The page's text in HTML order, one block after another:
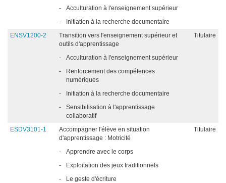
-
Acculturation à l'enseignement supérieur
-
Initiation à la recherche documentaire
ENSV1200-2
Transition vers l'enseignement supérieur et
outils d'apprentissage
Titulaire
-
Acculturation à l'enseignement supérieur
-
Renforcement des compétences
numériques
-
Initiation à la recherche documentaire
-
Sensibilisation à l'apprentissage
collaboratif
ESDV3101-1
Accompagner l'élève en situation
d'apprentissage : Motricité
Titulaire
-
Apprendre avec le corps
-
Exploitation des jeux traditionnels
-
Le geste d'écriture